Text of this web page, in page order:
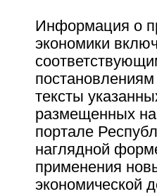
Информация о
экономики
тексты
размещенных
портале
наглядной
применения
экономической